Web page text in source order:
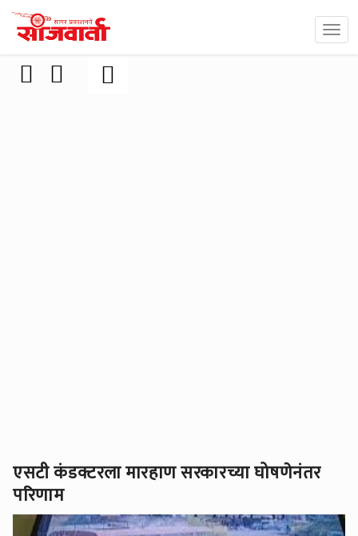
एसटी कंडक्टरला मारहाण सरकारच्या घोषणेनंतर
परिणाम